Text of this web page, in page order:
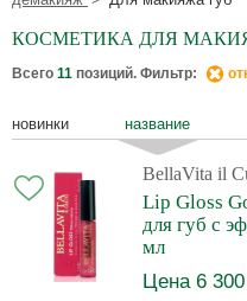
КОСМЕТИКА ДЛЯ
Всего 11 позиций. Фильтр:
новинки название
BellaVita il
Lip Gloss
для губ с
мл
Цена 6 300